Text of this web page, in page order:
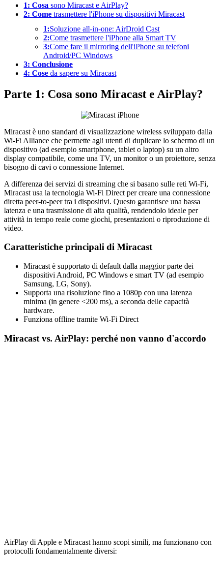
1: Cosa sono Miracast e AirPlay?
2: Come trasmettere l'iPhone su dispositivi Miracast
1:Soluzione all-in-one: AirDroid Cast
2:Come trasmettere l'iPhone alla Smart TV
3:Come fare il mirroring dell'iPhone su telefoni
Android/PC Windows
3: Conclusione
4: Cose da sapere su Miracast
Parte 1: Cosa sono Miracast e AirPlay?
Miracast è uno standard di visualizzazione wireless sviluppato dalla
Wi-Fi Alliance che permette agli utenti di duplicare lo schermo di un
dispositivo (ad esempio smartphone, tablet o laptop) su un altro
display compatibile, come una TV, un monitor o un proiettore, senza
bisogno di cavi o connessione Internet.
A differenza dei servizi di streaming che si basano sulle reti Wi-Fi,
Miracast usa la tecnologia Wi-Fi Direct per creare una connessione
diretta peer-to-peer tra i dispositivi. Questo garantisce una bassa
latenza e una trasmissione di alta qualità, rendendolo ideale per
attività in tempo reale come giochi, presentazioni o riproduzione di
video.
Caratteristiche principali di Miracast
Miracast è supportato di default dalla maggior parte dei
dispositivi Android, PC Windows e smart TV (ad esempio
Samsung, LG, Sony).
Supporta una risoluzione fino a 1080p con una latenza
minima (in genere <200 ms), a seconda delle capacità
hardware.
Funziona offline tramite Wi-Fi Direct
Miracast vs. AirPlay: perché non vanno d'accordo
AirPlay di Apple e Miracast hanno scopi simili, ma funzionano con
protocolli fondamentalmente diversi: